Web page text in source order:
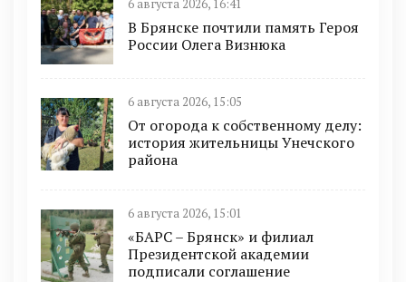
6 августа 2026, 16:41
В Брянске почтили память Героя
России Олега Визнюка
6 августа 2026, 15:05
От огорода к собственному делу:
история жительницы Унечского
района
6 августа 2026, 15:01
«БАРС – Брянск» и филиал
Президентской академии
подписали соглашение